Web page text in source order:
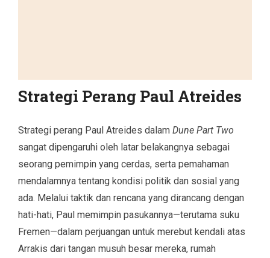
Strategi Perang Paul Atreides
Strategi perang Paul Atreides dalam Dune Part Two
sangat dipengaruhi oleh latar belakangnya sebagai
seorang pemimpin yang cerdas, serta pemahaman
mendalamnya tentang kondisi politik dan sosial yang
ada. Melalui taktik dan rencana yang dirancang dengan
hati-hati, Paul memimpin pasukannya—terutama suku
Fremen—dalam perjuangan untuk merebut kendali atas
Arrakis dari tangan musuh besar mereka, rumah